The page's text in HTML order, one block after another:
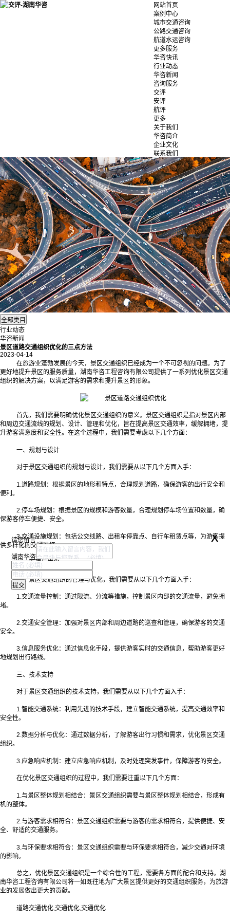
网站首页
案例中心
城市交通咨询
公路交通咨询
航道水运咨询
更多服务
华咨快讯
行业动态
华咨新闻
咨询服务
交评
安评
航评
更多
关于我们
华咨简介
企业文化
联系我们
行业动态
华咨新闻
景区道路交通组织优化的三点方法
2023-04-14
在旅游业蓬勃发展的今天，景区交通组织已经成为一个不可忽视的问题。为了
更好地提升景区的服务质量，湖南华咨工程咨询有限公司提供了一系列优化景区交通
组织的解决方案，以满足游客的需求和提升景区的形象。
首先，我们需要明确优化景区交通组织的意义。景区交通组织是指对景区内部
和周边交通流线的规划、设计、管理和优化，旨在提高景区交通效率，缓解拥堵，提
升游客满意度和安全性。在这个过程中，我们需要考虑以下几个方面：
一、规划与设计
对于景区交通组织的规划与设计，我们需要从以下几个方面入手：
1.道路规划：根据景区的地形和特点，合理规划道路，确保游客的出行安全和
便利。
2.停车场规划：根据景区的规模和游客数量，合理规划停车场位置和数量，确
保游客停车便捷、安全。
3.交通设施规划：包括公交线路、出租车停靠点、自行车租赁点等，为游客提
供多样化的交通选择。
二、管理与优化
对于景区交通组织的管理与优化，我们需要从以下几个方面入手：
1.交通流量控制：通过限流、分流等措施，控制景区内部的交通流量，避免拥
堵。
2.交通安全管理：加强对景区内部和周边道路的巡查和管理，确保游客的交通
安全。
3.信息服务优化：通过信息化手段，提供游客实时的交通信息，帮助游客更好
地规划出行路线。
三、技术支持
对于景区交通组织的技术支持，我们需要从以下几个方面入手：
1.智能交通系统：利用先进的技术手段，建立智能交通系统，提高交通效率和
安全性。
2.数据分析与优化：通过数据分析，了解游客出行习惯和需求，优化景区交通
组织。
3.应急响应机制：建立应急响应机制，及时处理突发事件，保障游客的安全。
在优化景区交通组织的过程中，我们需要注重以下几个方面：
1.与景区整体规划相结合：景区交通组织需要与景区整体规划相结合，形成有
机的整体。
2.与游客需求相符合：景区交通组织需要与游客的需求相符合，提供便捷、安
全、舒适的交通服务。
3.与环保要求相符合：景区交通组织需要与环保要求相符合，减少交通对环境
的影响。
总之，优化景区交通组织是一个综合性的工程，需要各方面的配合和支持。湖
南华咨工程咨询有限公司将一如既往地为广大景区提供更好的交通组织服务，为旅游
业的发展做出更大的贡献。
道路交通优化,交通优化,交通优化
请您留言 x
湖南华咨